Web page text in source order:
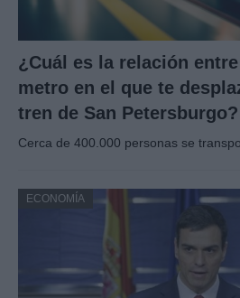
¿Cuál es la relación
metro en el que te
tren de San Petersburgo?
Cerca de 400.000 personas se
ECONOMÍA